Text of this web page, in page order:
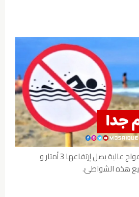
عاجل : غدا رياح عاتية و أمواج عالية يصل إرتفاعها 3 أمتار و
هذه الشواطئ.